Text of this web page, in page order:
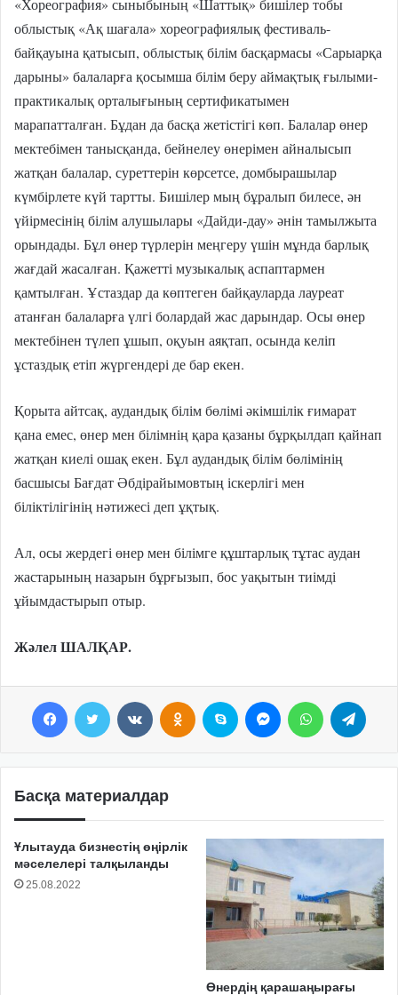
«Хореография» сыныбының «Шаттық» бишілер тобы
облыстық «Ақ шағала» хореографиялық фестиваль-
байқауына қатысып, облыстық білім басқармасы «Сарыарқа
дарыны» балаларға қосымша білім беру аймақтық ғылыми-
практикалық орталығының сертификатымен
марапатталған. Бұдан да басқа жетістігі көп. Балалар өнер
мектебімен танысқанда, бейнелеу өнерімен айналысып
жатқан балалар, суреттерін көрсетсе, домбырашылар
күмбірлете күй тартты. Бишілер мың бұралып билесе, ән
үйірмесінің білім алушылары «Дайди-дау» әнін тамылжыта
орындады. Бұл өнер түрлерін меңгеру үшін мұнда барлық
жағдай жасалған. Қажетті музыкалық аспаптармен
қамтылған. Ұстаздар да көптеген байқауларда лауреат
атанған балаларға үлгі болардай жас дарындар. Осы өнер
мектебінен түлеп ұшып, оқуын аяқтап, осында келіп
ұстаздық етіп жүргендері де бар екен.
Қорыта айтсақ, аудандық білім бөлімі әкімшілік ғимарат
қана емес, өнер мен білімнің қара қазаны бұрқылдап қайнап
жатқан киелі ошақ екен. Бұл аудандық білім бөлімінің
басшысы Бағдат Әбдірайымовтың іскерлігі мен
біліктілігінің нәтижесі деп ұқтық.
Ал, осы жердегі өнер мен білімге құштарлық тұтас аудан
жастарының назарын бұрғызып, бос уақытын тиімді
ұйымдастырып отыр.
Жәлел ШАЛҚАР.
Басқа материалдар
Ұлытауда бизнестің өңірлік
мәселелері талқыланды
25.08.2022
Өнердің қарашаңырағы